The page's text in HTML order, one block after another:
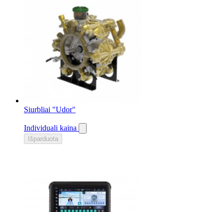
Siurbliai "Udor"
Individuali kaina
Išparduota